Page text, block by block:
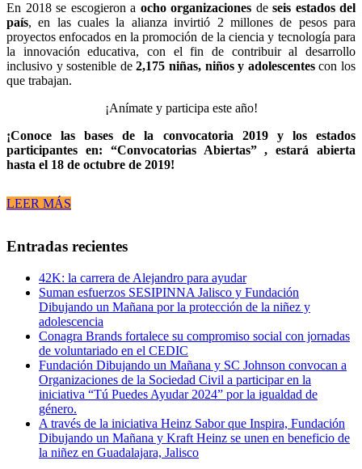
En 2018 se escogieron a ocho organizaciones de seis estados del
país, en las cuales la alianza invirtió 2 millones de pesos para
proyectos enfocados en la promoción de la ciencia y tecnología para
la innovación educativa, con el fin de contribuir al desarrollo
inclusivo y sostenible de2,175 niñas, niños y adolescentescon los
que trabajan.
¡Anímate y participa este año!
¡Conoce las bases de la convocatoria 2019 y los estados
participantes en: “Convocatorias Abiertas” , estará abierta
hasta el 18 de octubre de 2019!
LEER MÁS
Entradas recientes
42K: la carrera de Alejandro para ayudar
Suman esfuerzos SESIPINNA Jalisco y Fundación
Dibujando un Mañana por la protección de la niñez y
adolescencia
Conagra Brands fortalece su compromiso social con jornadas
de voluntariado en el CEDIC
Fundación Dibujando un Mañana y SC Johnson convocan a
Organizaciones de la Sociedad Civil a participar en la
iniciativa “Tú Puedes Ayudar 2024” por la igualdad de
género.
A través de la iniciativa Heinz Sabor que Inspira, Fundación
Dibujando un Mañana y Kraft Heinz se unen en beneficio de
la niñez en Guadalajara, Jalisco